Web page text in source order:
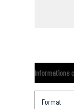
Informations
Format